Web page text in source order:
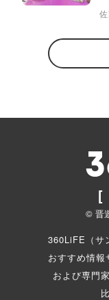
[
© 晋
360LiFE（サ
おすすめ情
および専門